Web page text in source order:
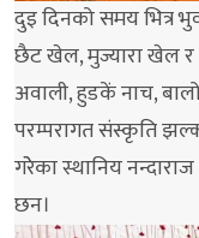
दुइ दिनको समय भित्र
छैट खेल, मुज्यारा खेल र
अवाली, हुडकें नाच, बालो
परम्परागत संस्कृति
गरेेका स्थानिय
छन।